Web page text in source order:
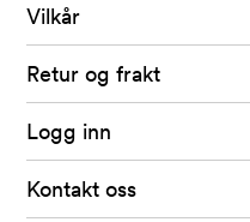
Vilkår
Retur og frakt
Logg inn
Kontakt oss